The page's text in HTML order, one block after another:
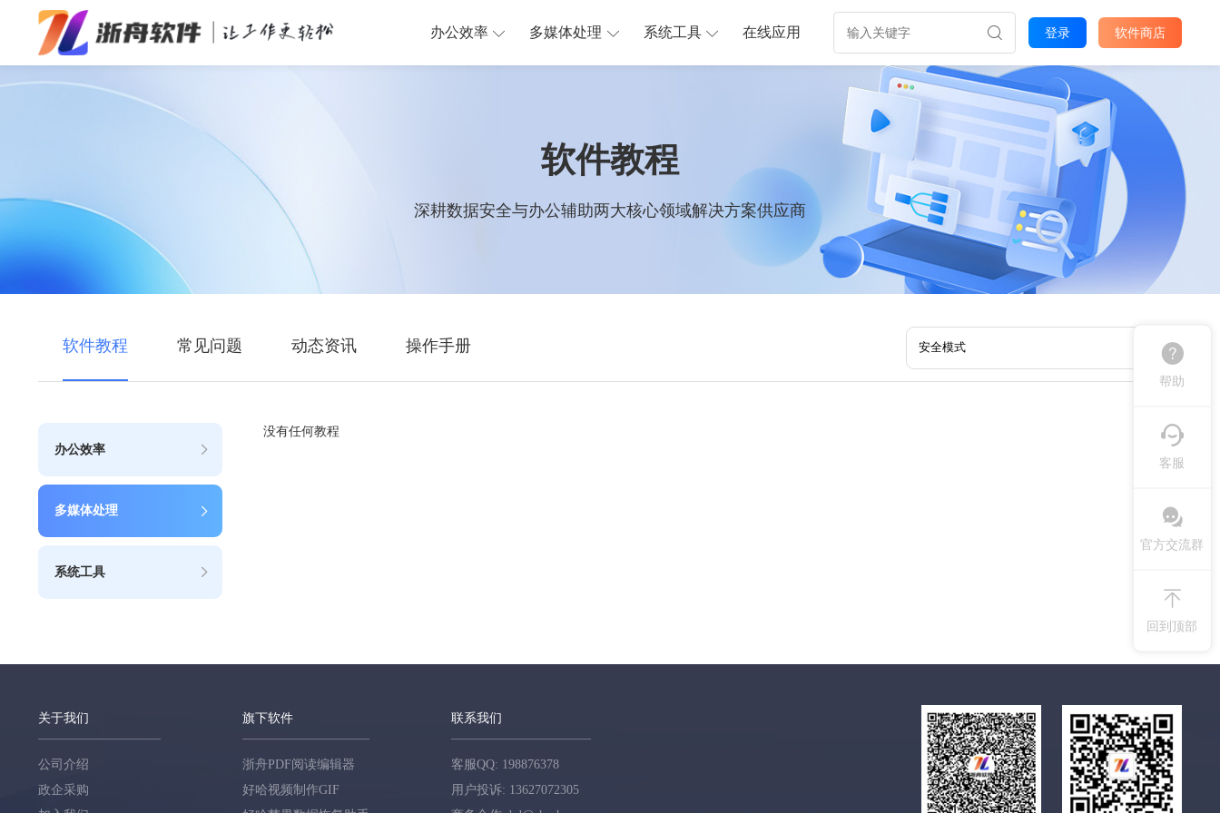
办公效率
办公效率 多媒体处理 系统工具 在线应用 登录 软件商店
软件教程
深耕数据安全与办公辅助两大核心领域解决方案供应商
软件教程 常见问题 动态资讯 操作手册
办公效率
多媒体处理
系统工具
没有任何教程
关于我们
公司介绍
政企采购
旗下软件
浙舟PDF阅读编辑器
好哈视频制作GIF
联系我们
客服QQ: 198876378
用户投诉: 13627072305
帮助
客服
官方交流群
回到顶部